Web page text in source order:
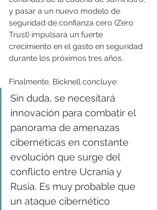
y pasar a un nuevo modelo de
seguridad de confianza cero (Zero
Trust) impulsará un fuerte
crecimiento en el gasto en seguridad
durante los próximos tres años.
Finalmente, Bicknell concluye:
Sin duda, se necesitará
innovación para combatir el
panorama de amenazas
cibernéticas en constante
evolución que surge del
conflicto entre Ucrania y
Rusia. Es muy probable que
un ataque cibernético